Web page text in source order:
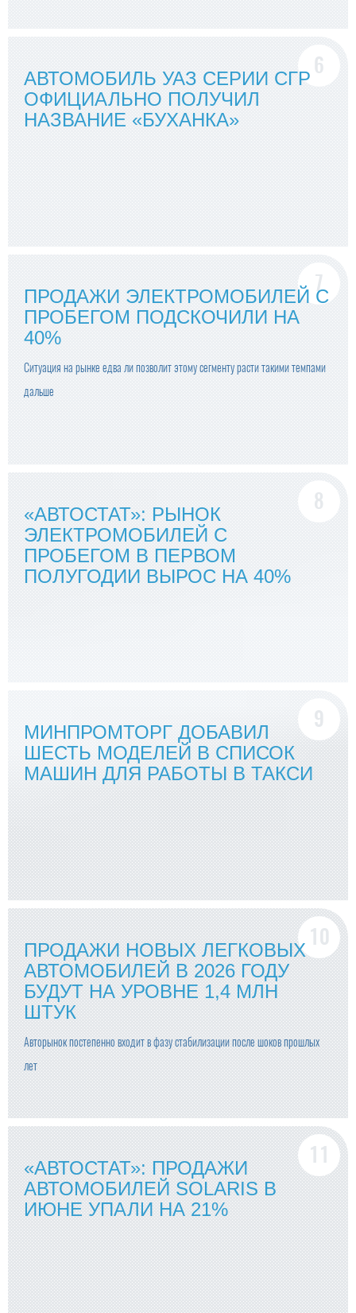
АВТОМОБИЛЬ УАЗ СЕРИИ СГР
ОФИЦИАЛЬНО ПОЛУЧИЛ
НАЗВАНИЕ «БУХАНКА»
ПРОДАЖИ ЭЛЕКТРОМОБИЛЕЙ С
ПРОБЕГОМ ПОДСКОЧИЛИ НА
40%
Ситуация на рынке едва ли позволит этому сегменту расти такими темпами
дальше
«АВТОСТАТ»: РЫНОК
ЭЛЕКТРОМОБИЛЕЙ С
ПРОБЕГОМ В ПЕРВОМ
ПОЛУГОДИИ ВЫРОС НА 40%
МИНПРОМТОРГ ДОБАВИЛ
ШЕСТЬ МОДЕЛЕЙ В СПИСОК
МАШИН ДЛЯ РАБОТЫ В ТАКСИ
ПРОДАЖИ НОВЫХ ЛЕГКОВЫХ
АВТОМОБИЛЕЙ В 2026 ГОДУ
БУДУТ НА УРОВНЕ 1,4 МЛН
ШТУК
Авторынок постепенно входит в фазу стабилизации после шоков прошлых
лет
«АВТОСТАТ»: ПРОДАЖИ
АВТОМОБИЛЕЙ SOLARIS В
ИЮНЕ УПАЛИ НА 21%